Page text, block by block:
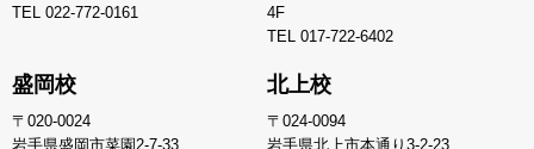
TEL 022-772-0161
4F
TEL 017-722-6402
盛岡校
〒020-0024
岩手県盛岡市菜園2-7-33
北上校
〒024-0094
岩手県北上市本通り3-2-23